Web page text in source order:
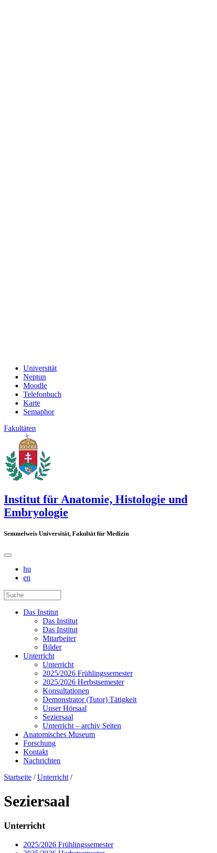
Universität
Neptun
Moodle
Telefonbuch
Karte
Semaphor
Fakultäten
Institut für Anatomie, Histologie und
Embryologie
Semmelweis Universität, Fakultät für Medizin
hu
en
Das Institut
Das Institut
Das Institut
Mitarbeiter
Bilder
Unterricht
Unterricht
2025/2026 Frühlingssemester
2025/2026 Herbstsemester
Konsultationen
Demonstrator (Tutor) Tätigkeit
Unser Hörsaal
Seziersaal
Unterricht – archiv Seiten
Anatomisches Museum
Forschung
Kontakt
Nachrichten
Startseite / Unterricht /
Seziersaal
Unterricht
2025/2026 Frühlingssemester